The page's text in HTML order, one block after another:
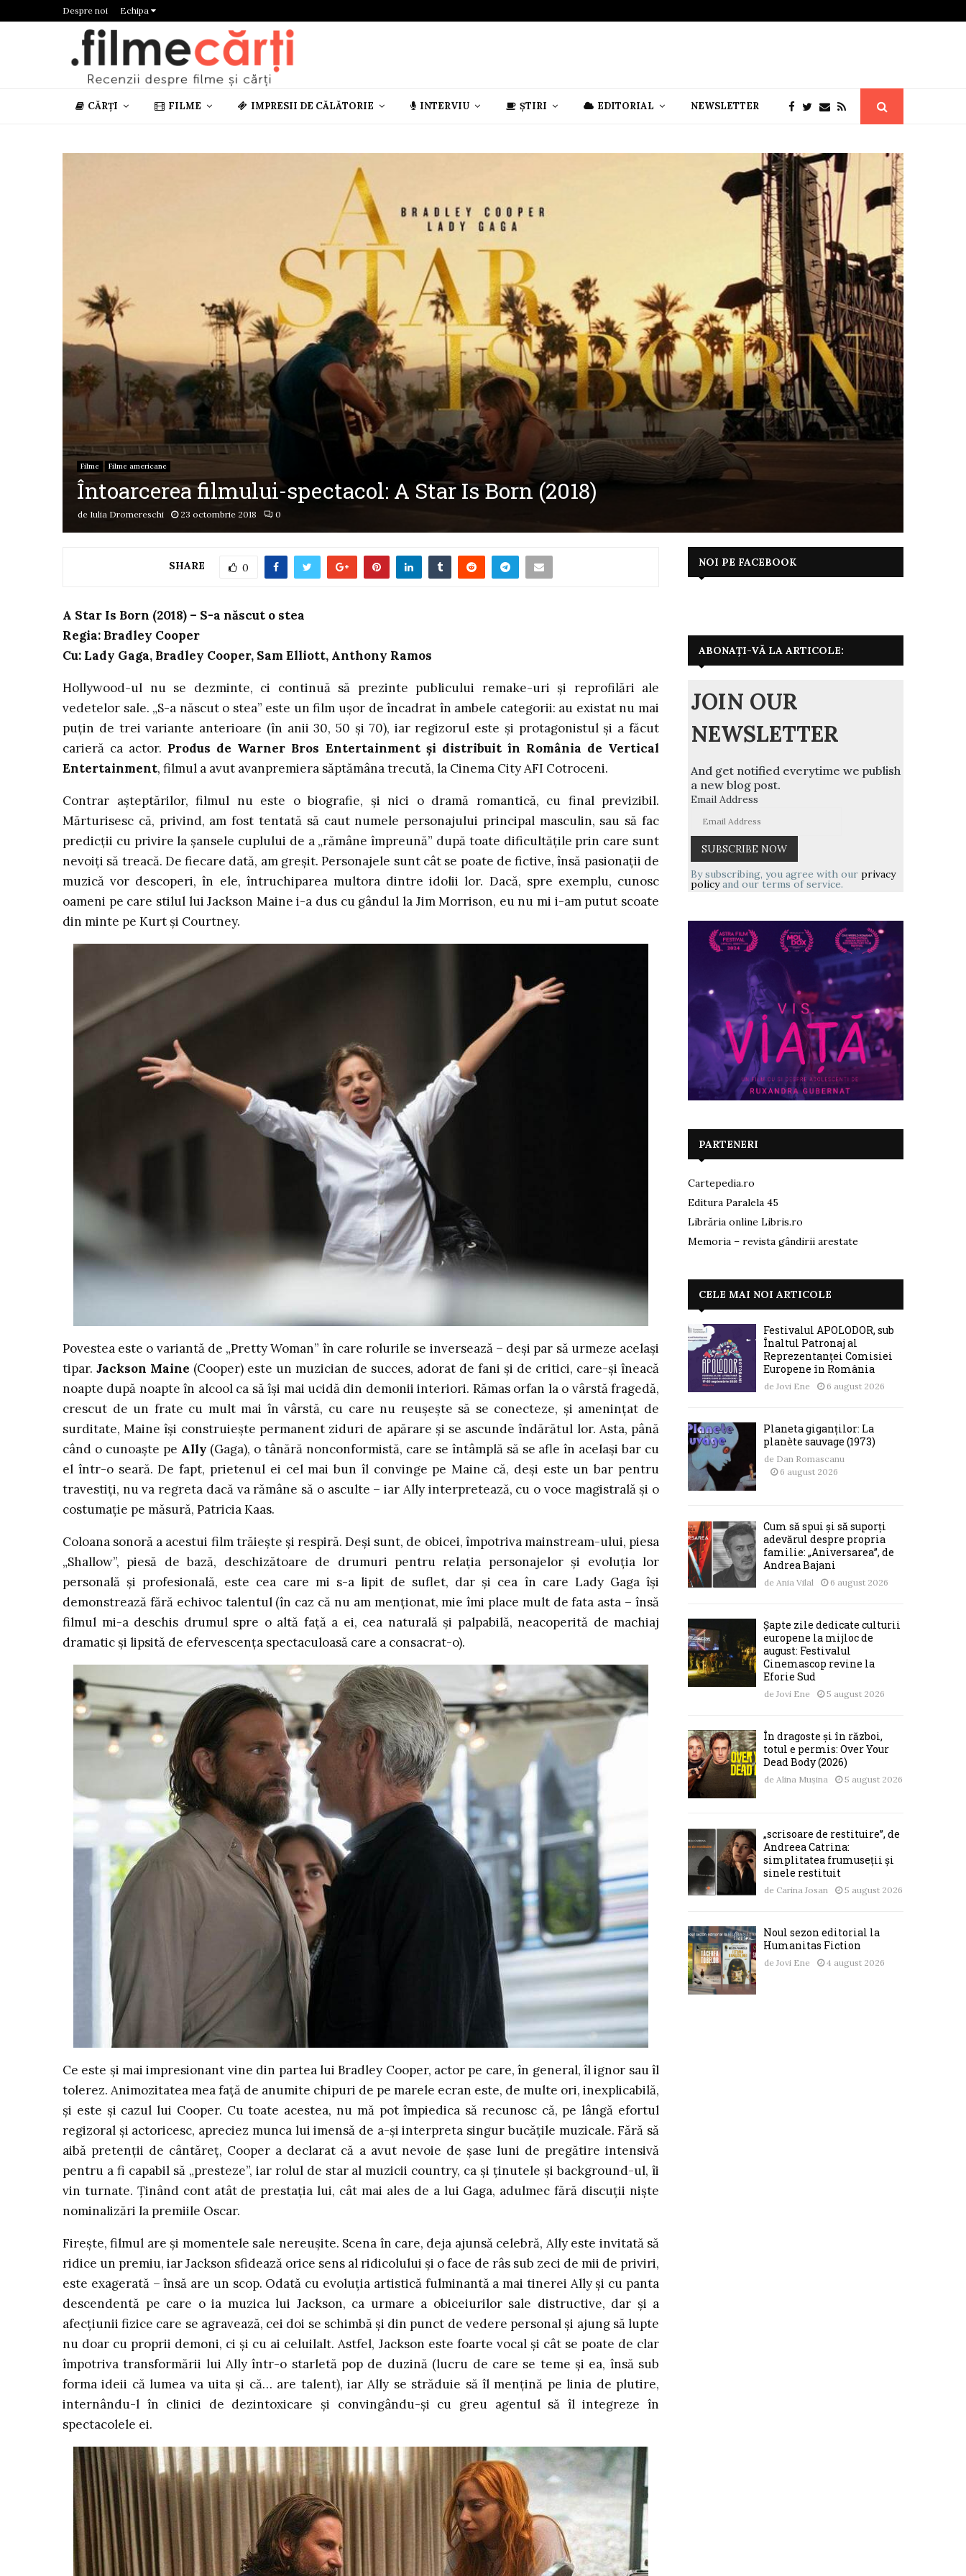
Despre noi Echipa
CĂRȚI FILME IMPRESII DE CĂLĂTORIE INTERVIU ȘTIRI EDITORIAL NEWSLETTER
Filme Filme americane
Întoarcerea filmului-spectacol: A Star Is Born (2018)
de Iulia Dromereschi 23 octombrie 2018 0
SHARE 0
A Star Is Born (2018) – S-a născut o stea
Regia: Bradley Cooper
Cu: Lady Gaga, Bradley Cooper, Sam Elliott, Anthony Ramos
Hollywood-ul nu se dezminte, ci continuă să prezinte publicului remake-uri și reprofilări ale
vedetelor sale. „S-a născut o stea” este un film ușor de încadrat în ambele categorii: au existat nu mai
puțin de trei variante anterioare (în anii 30, 50 și 70), iar regizorul este și protagonistul și a făcut
carieră ca actor. Produs de Warner Bros Entertainment și distribuit în România de Vertical
Entertainment, filmul a avut avanpremiera săptămâna trecută, la Cinema City AFI Cotroceni.
Contrar așteptărilor, filmul nu este o biografie, și nici o dramă romantică, cu final previzibil.
Mărturisesc că, privind, am fost tentată să caut numele personajului principal masculin, sau să fac
predicții cu privire la șansele cuplului de a „rămâne împreună” după toate dificultățile prin care sunt
nevoiți să treacă. De fiecare dată, am greșit. Personajele sunt cât se poate de fictive, însă pasionații de
muzică vor descoperi, în ele, întruchiparea multora dintre idolii lor. Dacă, spre exemplu, cunosc
oameni pe care stilul lui Jackson Maine i-a dus cu gândul la Jim Morrison, eu nu mi i-am putut scoate
din minte pe Kurt și Courtney.
Povestea este o variantă de „Pretty Woman” în care rolurile se inversează – deși par să urmeze același
tipar. Jackson Maine (Cooper) este un muzician de succes, adorat de fani și de critici, care-și îneacă
noapte după noapte în alcool ca să își mai ucidă din demonii interiori. Rămas orfan la o vârstă fragedă,
crescut de un frate cu mult mai în vârstă, cu care nu reușește să se conecteze, și amenințat de
surditate, Maine își construiește permanent ziduri de apărare și se ascunde îndărătul lor. Asta, până
când o cunoaște pe Ally (Gaga), o tânără nonconformistă, care se întâmplă să se afle în același bar cu
el într-o seară. De fapt, prietenul ei cel mai bun îl convinge pe Maine că, deși este un bar pentru
travestiți, nu va regreta dacă va rămâne să o asculte – iar Ally interpretează, cu o voce magistrală și o
costumație pe măsură, Patricia Kaas.
Coloana sonoră a acestui film trăiește și respiră. Deși sunt, de obicei, împotriva mainstream-ului, piesa
„Shallow”, piesă de bază, deschizătoare de drumuri pentru relația personajelor și evoluția lor
personală și profesională, este cea care mi s-a lipit de suflet, dar și cea în care Lady Gaga își
demonstrează fără echivoc talentul (în caz că nu am menționat, mie îmi place mult de fata asta – însă
filmul mi-a deschis drumul spre o altă față a ei, cea naturală și palpabilă, neacoperită de machiaj
dramatic și lipsită de efervescența spectaculoasă care a consacrat-o).
Ce este și mai impresionant vine din partea lui Bradley Cooper, actor pe care, în general, îl ignor sau îl
tolerez. Animozitatea mea față de anumite chipuri de pe marele ecran este, de multe ori, inexplicabilă,
și este și cazul lui Cooper. Cu toate acestea, nu mă pot împiedica să recunosc că, pe lângă efortul
regizoral și actoricesc, apreciez munca lui imensă de a-și interpreta singur bucățile muzicale. Fără să
aibă pretenții de cântăreț, Cooper a declarat că a avut nevoie de șase luni de pregătire intensivă
pentru a fi capabil să „presteze”, iar rolul de star al muzicii country, ca și ținutele și background-ul, îi
vin turnate. Ținând cont atât de prestația lui, cât mai ales de a lui Gaga, adulmec fără discuții niște
nominalizări la premiile Oscar.
Firește, filmul are și momentele sale nereușite. Scena în care, deja ajunsă celebră, Ally este invitată să
ridice un premiu, iar Jackson sfidează orice sens al ridicolului și o face de râs sub zeci de mii de priviri,
este exagerată – însă are un scop. Odată cu evoluția artistică fulminantă a mai tinerei Ally și cu panta
descendentă pe care o ia muzica lui Jackson, ca urmare a obiceiurilor sale distructive, dar și a
afecțiunii fizice care se agravează, cei doi se schimbă și din punct de vedere personal și ajung să lupte
nu doar cu proprii demoni, ci și cu ai celuilalt. Astfel, Jackson este foarte vocal și cât se poate de clar
împotriva transformării lui Ally într-o starletă pop de duzină (lucru de care se teme și ea, însă sub
forma ideii că lumea va uita și că… are talent), iar Ally se străduie să îl mențină pe linia de plutire,
internându-l în clinici de dezintoxicare și convingându-și cu greu agentul să îl integreze în
spectacolele ei.
NOI PE FACEBOOK
ABONAȚI-VĂ LA ARTICOLE:
JOIN OUR
NEWSLETTER
And get notified everytime we publish
a new blog post.
Email Address
By subscribing, you agree with our privacy
policyand our terms of service.
PARTENERI
Cartepedia.ro
Editura Paralela 45
Librăria online Libris.ro
Memoria – revista gândirii arestate
CELE MAI NOI ARTICOLE
Festivalul APOLODOR, sub
Înaltul Patronaj al
Reprezentanței Comisiei
Europene în România
de Jovi Ene 6 august 2026
Planeta giganților: La
planète sauvage (1973)
de Dan Romascanu
6 august 2026
Cum să spui și să suporți
adevărul despre propria
familie: „Aniversarea”, de
Andrea Bajani
de Ania Vilal 6 august 2026
Șapte zile dedicate culturii
europene la mijloc de
august: Festivalul
Cinemascop revine la
Eforie Sud
de Jovi Ene 5 august 2026
În dragoste și în război,
totul e permis: Over Your
Dead Body (2026)
de Alina Mușina 5 august 2026
„scrisoare de restituire”, de
Andreea Catrina:
simplitatea frumuseții și
sinele restituit
de Carina Josan 5 august 2026
Noul sezon editorial la
Humanitas Fiction
de Jovi Ene 4 august 2026